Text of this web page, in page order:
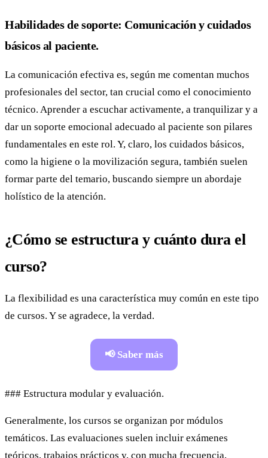
Habilidades de soporte: Comunicación y cuidados
básicos al paciente.
La comunicación efectiva es, según me comentan muchos
profesionales del sector, tan crucial como el conocimiento
técnico. Aprender a escuchar activamente, a tranquilizar y a
dar un soporte emocional adecuado al paciente son pilares
fundamentales en este rol. Y, claro, los cuidados básicos,
como la higiene o la movilización segura, también suelen
formar parte del temario, buscando siempre un abordaje
holístico de la atención.
¿Cómo se estructura y cuánto dura el
curso?
La flexibilidad es una característica muy común en este tipo
de cursos. Y se agradece, la verdad.
📢 Saber más
### Estructura modular y evaluación.
Generalmente, los cursos se organizan por módulos
temáticos. Las evaluaciones suelen incluir exámenes
teóricos, trabajos prácticos y, con mucha frecuencia,